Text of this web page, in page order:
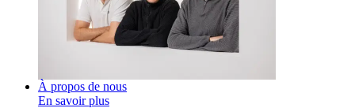
À propos de nous
En savoir plus